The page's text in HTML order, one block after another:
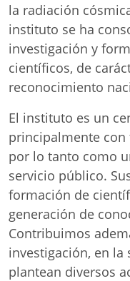
la radiación
instituto se ha
investigación y
científicos, de
reconocimiento
El instituto es un
principalmente con
por lo tanto como
servicio público.
formación de
generación de
Contribuimos
investigación, en
plantean diversos